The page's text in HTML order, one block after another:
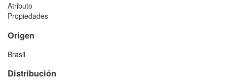
Atributo
Propiedades
Origen
Brasil
Distribución